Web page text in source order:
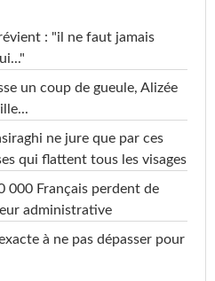
: "il ne faut jamais
un coup de gueule, Alizée
ne jure que par ces
qui flattent tous les visages
000 Français perdent de
administrative
à ne pas dépasser pour